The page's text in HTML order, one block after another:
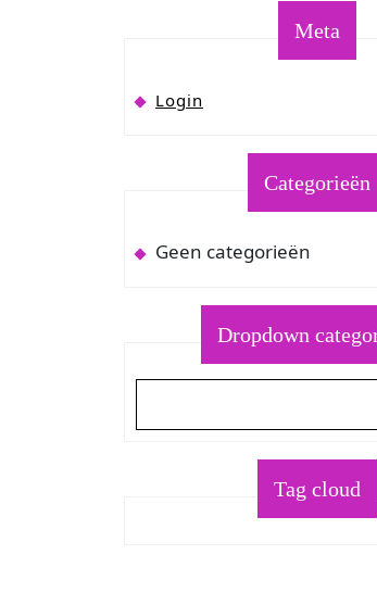
Meta
Login
Categorieën
Geen categorieën
Dropdown
Tag cloud